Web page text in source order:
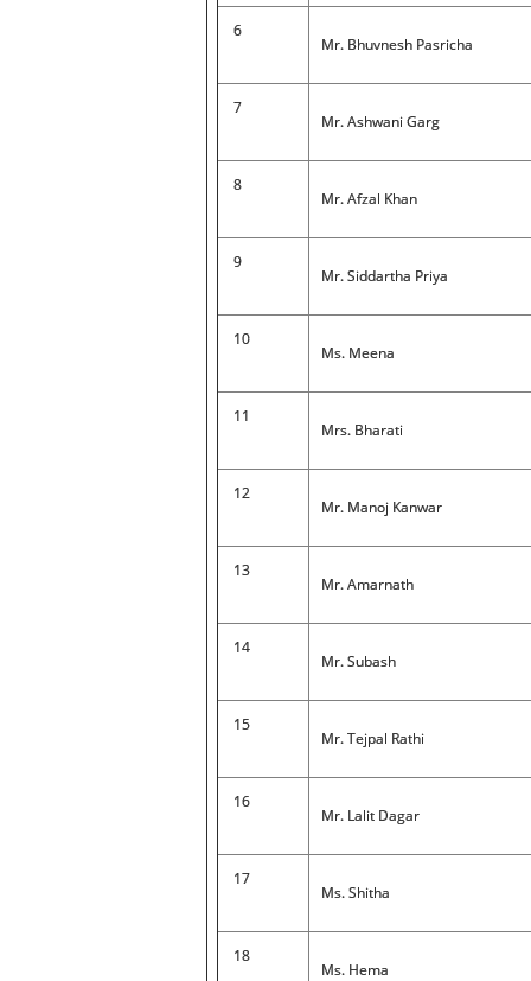
6
Mr. Bhuvnesh Pasricha
7
Mr. Ashwani Garg
8
Mr. Afzal Khan
9
Mr. Siddartha Priya
10
Ms. Meena
11
Mrs. Bharati
12
Mr. Manoj Kanwar
13
Mr. Amarnath
14
Mr. Subash
15
Mr. Tejpal Rathi
16
Mr. Lalit Dagar
17
Ms. Shitha
18
Ms. Hema